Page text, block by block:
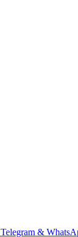
Telegram &